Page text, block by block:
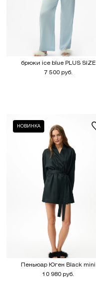
брюки ice blue PLUS SIZE
7 500 руб.
НОВИНКА
Пеньюар Юген Black mini
10 980 руб.